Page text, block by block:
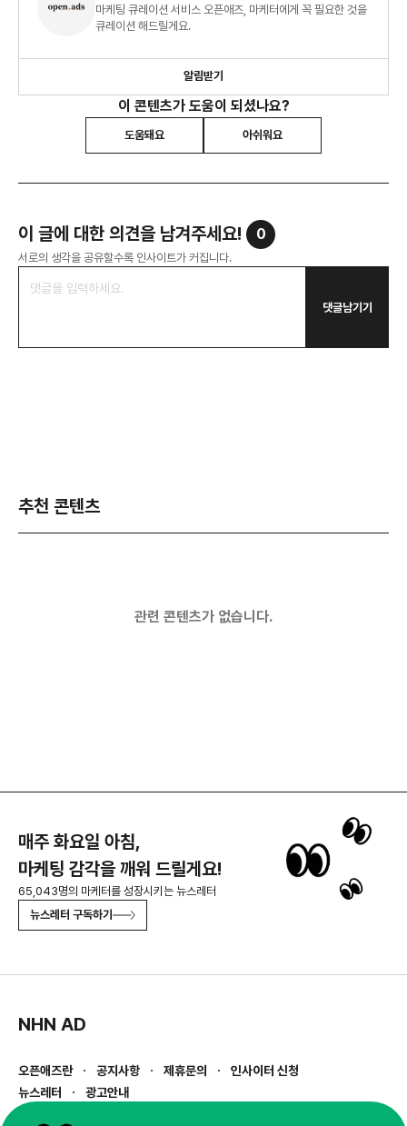
마케팅 큐레이션 서비스 오픈애즈, 마케터에게 꼭 필요한 것을
큐레이션 해드릴게요.
알림받기
이 콘텐츠가 도움이 되셨나요?
도움돼요 아쉬워요
이 글에 대한 의견을 남겨주세요! 0
서로의 생각을 공유할수록 인사이트가 커집니다.
댓글남기기
추천 콘텐츠
관련 콘텐츠가 없습니다.
매주 화요일 아침,
마케팅 감각을 깨워 드릴게요!
65,043명의 마케터를 성장시키는 뉴스레터
뉴스레터 구독하기
NHN AD
오픈애즈란 공지사항 제휴문의
인사이터 신청
뉴스레터
광고안내